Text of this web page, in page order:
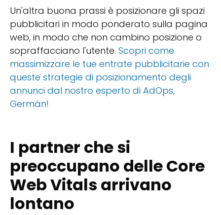
Un'altra buona prassi è posizionare gli spazi
pubblicitari in modo ponderato sulla pagina
web, in modo che non cambino posizione o
sopraffacciano l'utente. Scopri come
massimizzare le tue entrate pubblicitarie con
queste strategie di posizionamento degli
annunci dal nostro esperto di AdOps,
Germán!
I partner che si
preoccupano delle Core
Web Vitals arrivano
lontano